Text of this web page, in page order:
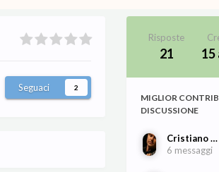
Seguaci 2
Risposte
21 15
MIGLIOR
DISCUSSIONE
Cristiano Porqueddu
6 messaggi